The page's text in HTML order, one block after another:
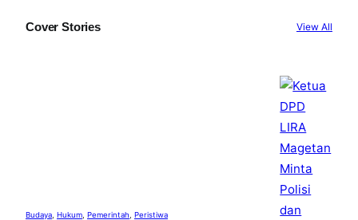
Cover Stories View All
Budaya Hukum Pemerintah Peristiwa